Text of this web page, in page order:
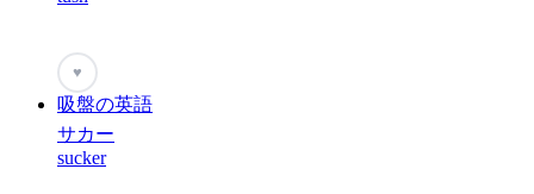
♥
吸盤の英語
サカー
sucker